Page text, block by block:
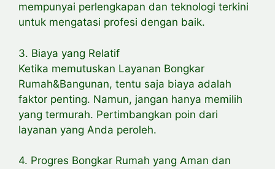
mempunyai perlengkapan dan teknologi terkini
untuk mengatasi profesi dengan baik.
3. Biaya yang Relatif
Ketika memutuskan Layanan Bongkar
Rumah&Bangunan, tentu saja biaya adalah
faktor penting. Namun, jangan hanya memilih
yang termurah. Pertimbangkan poin dari
layanan yang Anda peroleh.
4. Progres Bongkar Rumah yang Aman dan